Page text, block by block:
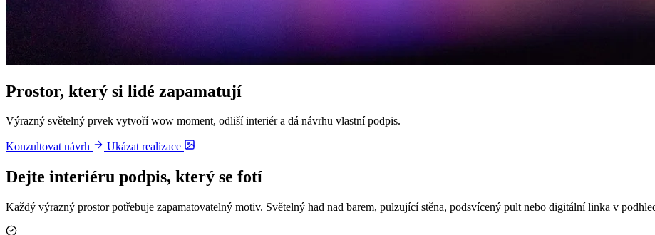
Prostor, který si lidé zapamatují
Výrazný světelný prvek vytvoří wow moment, odliší interiér a dá návrhu vlastní podpis.
Konzultovat návrh Ukázat realizace
Dejte interiéru podpis, který se fotí
Každý výrazný prostor potřebuje zapamatovatelný motiv. Světelný had nad barem, pulzující stěna, podsvícený pult nebo digitální linka v